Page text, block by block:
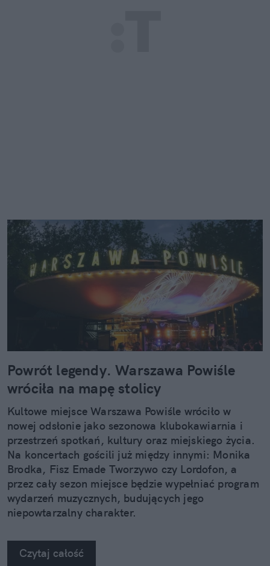
Powrót legendy. Warszawa Powiśle
wróciła na mapę stolicy
Kultowe miejsce Warszawa Powiśle wróciło w
nowej odsłonie jako sezonowa klubokawiarnia i
przestrzeń spotkań, kultury oraz miejskiego życia.
Na koncertach gościli już między innymi: Monika
Brodka, Fisz Emade Tworzywo czy Lordofon, a
przez cały sezon miejsce będzie wypełniać program
wydarzeń muzycznych, budujących jego
niepowtarzalny charakter.
Czytaj całość